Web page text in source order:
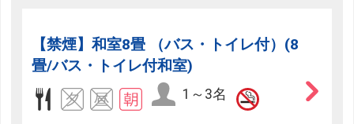
【禁煙】和室8畳 （バス・トイレ付）(8
畳/バス・トイレ付和室)
1～3名